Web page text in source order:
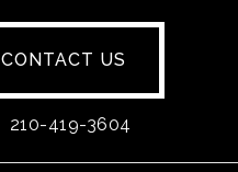
CONTACT US
210-419-3604